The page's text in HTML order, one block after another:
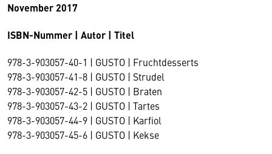
November 2017
ISBN-Nummer | Autor | Titel
978-3-903057-40-1 | GUSTO | Fruchtdesserts
978-3-903057-41-8 | GUSTO | Strudel
978-3-903057-42-5 | GUSTO | Braten
978-3-903057-43-2 | GUSTO | Tartes
978-3-903057-44-9 | GUSTO | Karfiol
978-3-903057-45-6 | GUSTO | Kekse